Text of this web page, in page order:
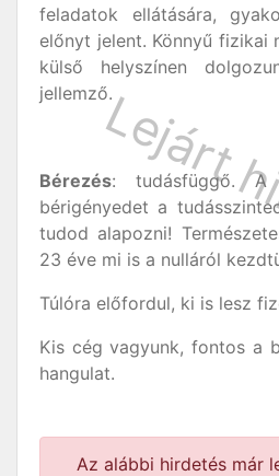
feladatok ellátására,
előnyt jelent. Könnyű fizikai
külső helyszínen
jellemző.
Bérezés: tudásfüggő. A
bérigényedet a
tudod alapozni!
23 éve mi is a nulláról
Túlóra előfordul, ki is lesz
Kis cég vagyunk, fontos a
hangulat.
Az alábbi hirdetés már